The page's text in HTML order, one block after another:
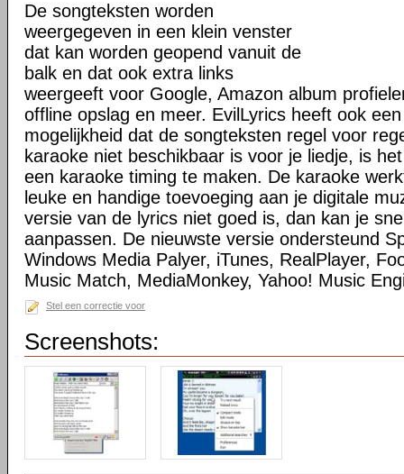
De songteksten worden
weergegeven in een klein venster
dat kan worden geopend vanuit de
balk en dat ook extra links
weergeeft voor Google, Amazon album
offline opslag en meer. EvilLyrics heeft ook
mogelijkheid dat de songteksten regel voor
karaoke niet beschikbaar is voor je liedje, is
een karaoke timing te maken. De karaoke
leuke en handige toevoeging aan je digitale
versie van de lyrics niet goed is, dan kan je
aanpassen. De nieuwste versie ondersteund
Windows Media Palyer, iTunes, RealPlayer,
Music Match, MediaMonkey, Yahoo! Music
Stel een correctie voor
Screenshots: